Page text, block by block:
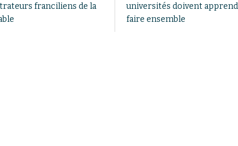
franciliens de la
universités doivent
faire ensemble